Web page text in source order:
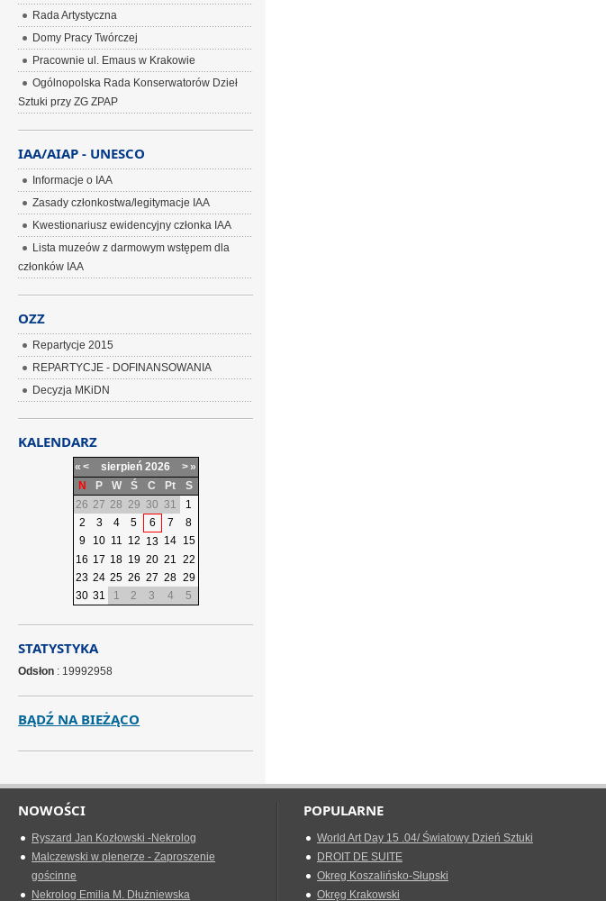
Rada Artystyczna
Domy Pracy Twórczej
Pracownie ul. Emaus w Krakowie
Ogólnopolska Rada Konserwatorów Dzieł
Sztuki przy ZG ZPAP
IAA/AIAP - UNESCO
Informacje o IAA
Zasady członkostwa/legitymacje IAA
Kwestionariusz ewidencyjny członka IAA
Lista muzeów z darmowym wstępem dla
członków IAA
OZZ
Repartycje 2015
REPARTYCJE - DOFINANSOWANIA
Decyzja MKiDN
KALENDARZ
« < sierpień 2026 >»
N
P W Ś C Pt
S
26 27 28 29 30 31
1
2
3 4 5 6 7
8
9
10 11 12 13 14 15
16 17 18 19 20 21 22
23 24 25 26 27 28 29
30 31 1 2 3 4 5
STATYSTYKA
Odsłon : 19992958
BĄDŹ NA BIEŻĄCO
NOWOŚCI
Ryszard Jan Kozłowski -Nekrolog
Malczewski w plenerze - Zaproszenie
gościnne
Nekrolog Emilia M. Dłużniewska
POPULARNE
World Art Day 15 .04/ Światowy Dzień Sztuki
DROIT DE SUITE
Okreg Koszalińsko-Słupski
Okręg Krakowski